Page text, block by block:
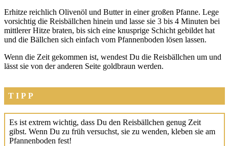
Erhit­ze reich­lich Oli­ven­öl und But­ter in einer gro­ßen Pfan­ne. Lege
vor­sich­tig die Reis­bäll­chen hin­ein und las­se sie 3 bis 4 Minu­ten bei
mitt­le­rer Hit­ze bra­ten, bis sich eine knusp­ri­ge Schicht gebil­det hat
und die Bäll­chen sich ein­fach vom Pfan­nen­bo­den lösen las­sen.
Wenn die Zeit gekom­men ist, wen­dest Du die Reis­bäll­chen um und
lässt sie von der ande­ren Sei­te gold­braun wer­den.
TIPP
Es ist extrem wich­tig, dass Du den Reis­bäll­chen genug Zeit
gibst. Wenn Du zu früh ver­suchst, sie zu wen­den, kle­ben sie am
Pfan­nen­bo­den fest!